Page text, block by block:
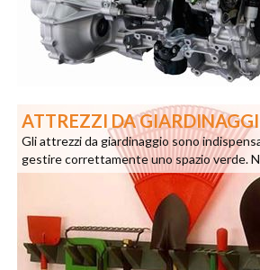
ATTREZZI DA
Gli attrezzi da giardinaggio sono
gestire correttamente uno spazio verde.